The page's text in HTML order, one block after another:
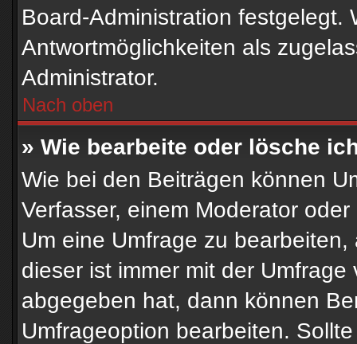
Board-Administration festgelegt.
Antwortmöglichkeiten als
Administrator.
Nach oben
» Wie bearbeite oder lösche
Wie bei den Beiträgen können
Verfasser, einem Moderator
Um eine Umfrage zu
dieser ist immer mit der
abgegeben hat, dann können
Umfrageoption bearbeiten.